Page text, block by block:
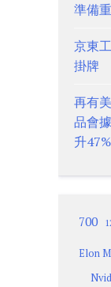
準備
京東
掛牌
再有
品會
升
700
Elon